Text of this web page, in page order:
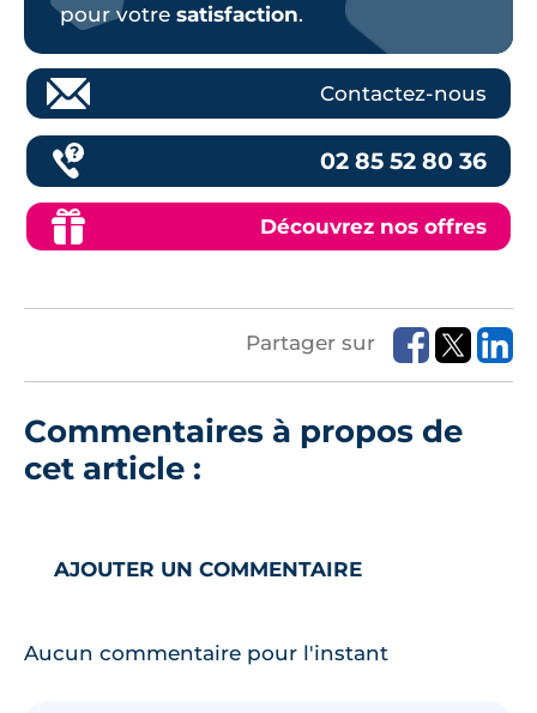
pour votre satisfaction.
Contactez-nous
02 85 52 80 36
Découvrez nos offres
Partager sur
Commentaires à propos de
cet article :
AJOUTER UN COMMENTAIRE
Aucun commentaire pour l'instant